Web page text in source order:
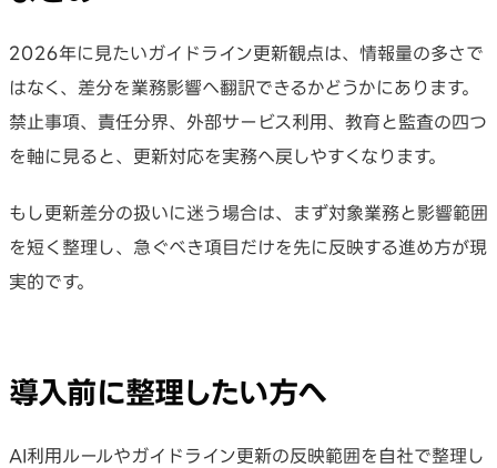
2026年に見たいガイドライン更新観点は、情報量の多さで
はなく、差分を業務影響へ翻訳できるかどうかにあります。
禁止事項、責任分界、外部サービス利用、教育と監査の四つ
を軸に見ると、更新対応を実務へ戻しやすくなります。
もし更新差分の扱いに迷う場合は、まず対象業務と影響範囲
を短く整理し、急ぐべき項目だけを先に反映する進め方が現
実的です。
導入前に整理したい方へ
AI利用ルールやガイドライン更新の反映範囲を自社で整理し